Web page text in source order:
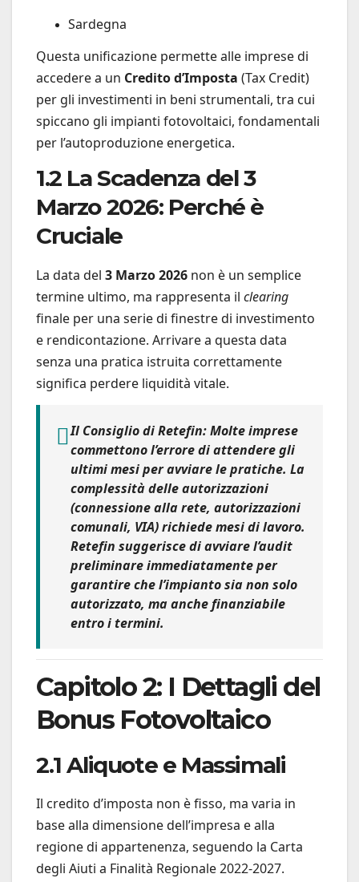
Sardegna
Questa unificazione permette alle imprese di
accedere a un Credito d’Imposta (Tax Credit)
per gli investimenti in beni strumentali, tra cui
spiccano gli impianti fotovoltaici, fondamentali
per l’autoproduzione energetica.
1.2 La Scadenza del 3
Marzo 2026: Perché è
Cruciale
La data del 3 Marzo 2026 non è un semplice
termine ultimo, ma rappresenta il clearing
finale per una serie di finestre di investimento
e rendicontazione. Arrivare a questa data
senza una pratica istruita correttamente
significa perdere liquidità vitale.
Il Consiglio di Retefin:Molte imprese
commettono l’errore di attendere gli
ultimi mesi per avviare le pratiche. La
complessità delle autorizzazioni
(connessione alla rete, autorizzazioni
comunali, VIA) richiede mesi di lavoro.
Retefin suggerisce di avviare l’audit
preliminare immediatamente per
garantire che l’impianto sia non solo
autorizzato, ma anche finanziabile
entro i termini.
Capitolo 2: I Dettagli del
Bonus Fotovoltaico
2.1 Aliquote e Massimali
Il credito d’imposta non è fisso, ma varia in
base alla dimensione dell’impresa e alla
regione di appartenenza, seguendo la Carta
degli Aiuti a Finalità Regionale 2022-2027.